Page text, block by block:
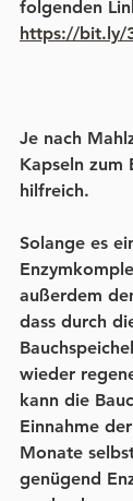
folgenden
https://bit.ly/
Je nach
Kapseln zum
hilfreich.
Solange es
außerdem
dass durch
wieder
kann die
Einnahme
Monate
genügend